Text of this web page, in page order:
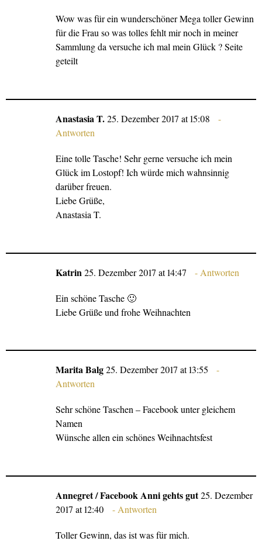
Wow was für ein wunderschöner Mega toller Gewinn
für die Frau so was tolles fehlt mir noch in meiner
Sammlung da versuche ich mal mein Glück ? Seite
geteilt
Anastasia T.25. Dezember 2017 at 15:08
Antworten
Eine tolle Tasche! Sehr gerne versuche ich mein
Glück im Lostopf! Ich würde mich wahnsinnig
darüber freuen.
Liebe Grüße,
Anastasia T.
Katrin25. Dezember 2017 at 14:47 Antworten
Ein schöne Tasche 🙂
Liebe Grüße und frohe Weihnachten
Marita Balg25. Dezember 2017 at 13:55
Antworten
Sehr schöne Taschen – Facebook unter gleichem
Namen
Wünsche allen ein schönes Weihnachtsfest
Annegret / Facebook Anni gehts gut25. Dezember
2017 at 12:40
Antworten
Toller Gewinn, das ist was für mich.